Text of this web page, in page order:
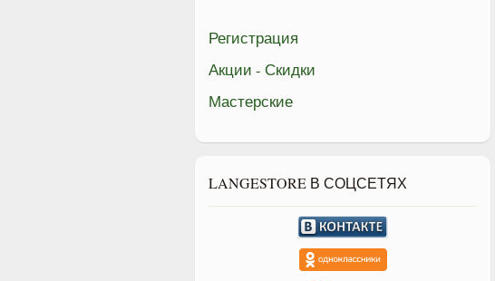
Регистрация
Акции - Скидки
Мастерские
LANGESTORE В СОЦСЕТЯХ